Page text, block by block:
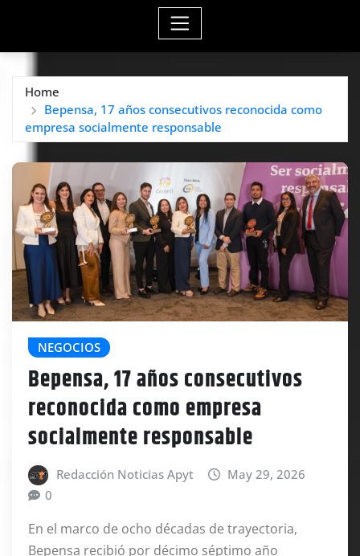
Home
Bepensa, 17 años consecutivos reconocida como
empresa socialmente responsable
NEGOCIOS
Bepensa, 17 años consecutivos
reconocida como empresa
socialmente responsable
Redacción Noticias Apyt
May 29, 2026
0
En el marco de ocho décadas de trayectoria,
Bepensa recibió por décimo séptimo año